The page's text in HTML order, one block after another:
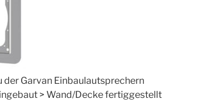
der Garvan Einbaulautsprechern
> Wand/Decke fertiggestellt